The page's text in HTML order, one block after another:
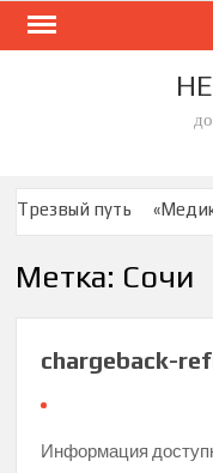
Skip
Трезвый путь
Специализированный
некроза
Сеть
Метка: Сочи
chargeback-
Информация